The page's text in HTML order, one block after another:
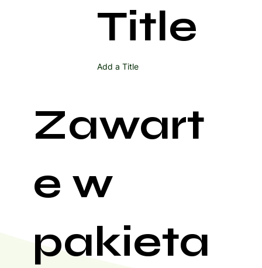
Title
Add a Title
Zawart
e w
pakieta